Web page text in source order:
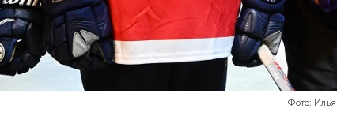
Фото: